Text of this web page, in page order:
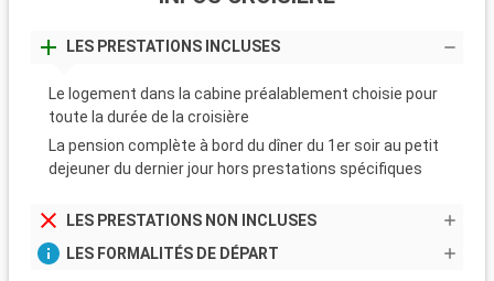
LES PRESTATIONS INCLUSES
Le logement dans la cabine préalablement choisie pour
toute la durée de la croisière
La pension complète à bord du dîner du 1er soir au petit
dejeuner du dernier jour hors prestations spécifiques
LES PRESTATIONS NON INCLUSES
LES FORMALITÉS DE DÉPART